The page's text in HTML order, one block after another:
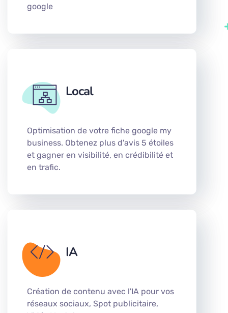
google
Local
Optimisation de votre fiche google my
business. Obtenez plus d'avis 5 étoiles
et gagner en visibilité, en crédibilité et
en trafic.
IA
Création de contenu avec l'IA pour vos
réseaux sociaux, Spot publicitaire,